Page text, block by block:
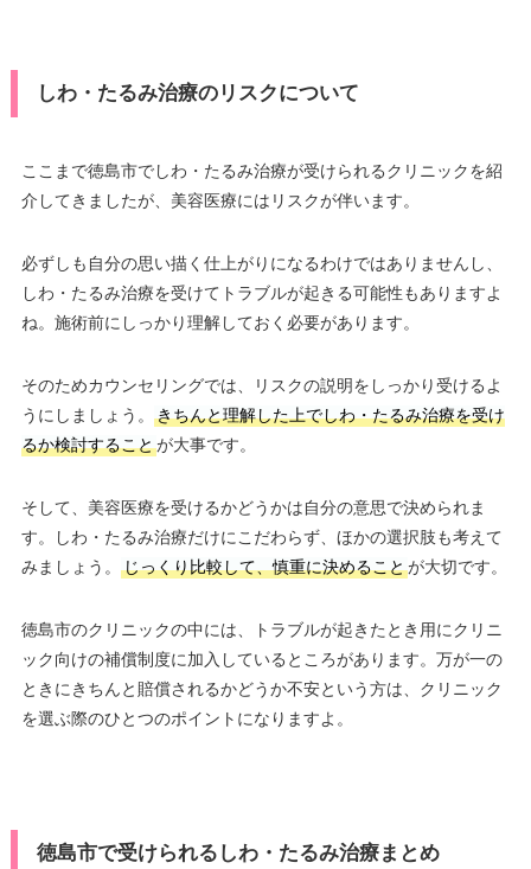
しわ・たるみ治療のリスクについて
ここまで徳島市でしわ・たるみ治療が受けられるクリニックを紹
介してきましたが、美容医療にはリスクが伴います。
必ずしも自分の思い描く仕上がりになるわけではありませんし、
しわ・たるみ治療を受けてトラブルが起きる可能性もありますよ
ね。施術前にしっかり理解しておく必要があります。
そのためカウンセリングでは、リスクの説明をしっかり受けるよ
うにしましょう。
きちんと理解した上でしわ・たるみ治療を受け
るか検討することが大事です。
そして、美容医療を受けるかどうかは自分の意思で決められま
す。しわ・たるみ治療だけにこだわらず、ほかの選択肢も考えて
みましょう。
じっくり比較して、慎重に決めることが大切です。
徳島市のクリニックの中には、トラブルが起きたとき用にクリニ
ック向けの補償制度に加入しているところがあります。万が一の
ときにきちんと賠償されるかどうか不安という方は、クリニック
を選ぶ際のひとつのポイントになりますよ。
徳島市で受けられるしわ・たるみ治療まとめ